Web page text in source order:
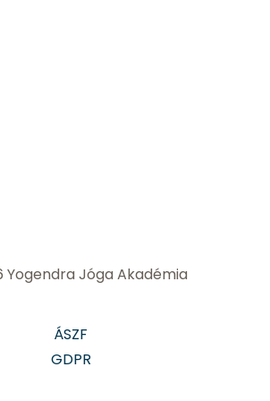
Yogendra Jóga Akadémia
ÁSZF
GDPR